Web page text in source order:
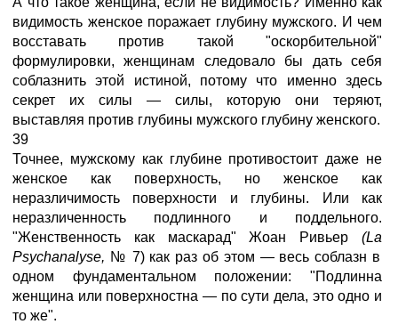
видимость женское поражает глубину мужского. И чем
восставать против такой "оскорбительной"
формулировки, женщинам следовало бы дать себя
соблазнить этой истиной, потому что именно здесь
секрет их силы — силы, которую они теряют,
выставляя против глубины мужского глубину женского.
39
Точнее, мужскому как глубине противостоит даже не
женское как поверхность, но женское как
неразличимость поверхности и глубины. Или как
неразличенность подлинного и поддельного.
"Женственность как маскарад" Жоан Ривьер (La
Psychanalyse, № 7) как раз об этом — весь соблазн в
одном фундаментальном положении: "Подлинна
женщина или поверхностна — по сути дела, это одно и
то же".